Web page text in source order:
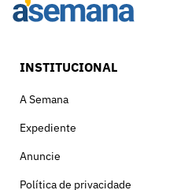
INSTITUCIONAL
A Semana
Expediente
Anuncie
Política de privacidade